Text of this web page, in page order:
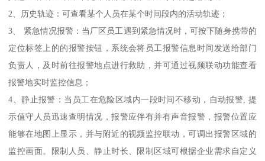
2、历史轨迹：可查看某个人员在某个时间段内的活动轨迹；
3、 紧急情况报警：当厂区员工遇到紧急情况时，可按下随身携带的
定位标签上的的报警按钮，系统会将员工报警信息时间发送给部门
负责人，及时前往报警地点进行救助，并可通过视频联动功能查看
报警地实时监控信息；
4、静止报警：当员工在危险区域内一段时间不移动，自动报警, 提
示值守人员迅速查明情况，报警应伴有并有声音报警，报警位置应
能够在地图上显示，并与附近的视频监控联动，可调出报警区域的
监控画面。限制人员、静止时长、限制区域可根据企业需求自定义